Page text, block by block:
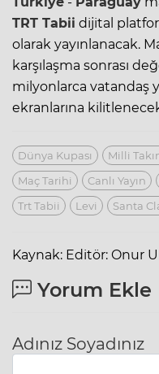
TRT Tabii dijital
olarak yayınlanacak.
karşılaşma sonrası
milyonlarca vatandaş
ekranlarına
Dünya Kupası Milli
Maç Tarihi
Canlı Yayın
Trt Tabii
Levi Santa
Kaynak: Editör: Onur
Yorum Ekle
Adınız Soyadınız